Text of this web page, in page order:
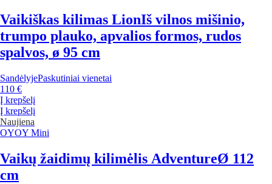
Vaikiškas kilimas LionIš vilnos mišinio,
trumpo plauko, apvalios formos, rudos
spalvos, ø 95 cm
SandėlyjePaskutiniai vienetai
110 €
Į krepšelį
Į krepšelį
Naujiena
OYOY Mini
Vaikų žaidimų kilimėlis AdventureØ 112
cm